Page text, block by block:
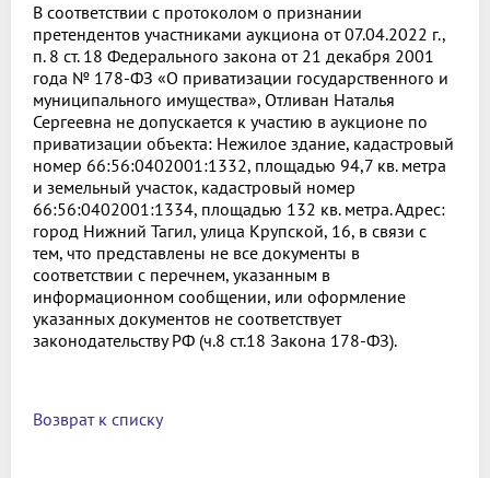
В соответствии с протоколом о признании
претендентов участниками аукциона от 07.04.2022 г.,
п. 8 ст. 18 Федерального закона от 21 декабря 2001
года № 178-ФЗ «О приватизации государственного и
муниципального имущества», Отливан Наталья
Сергеевна не допускается к участию в аукционе по
приватизации объекта: Нежилое здание, кадастровый
номер 66:56:0402001:1332, площадью 94,7 кв. метра
и земельный участок, кадастровый номер
66:56:0402001:1334, площадью 132 кв. метра. Адрес:
город Нижний Тагил, улица Крупской, 16, в связи с
тем, что представлены не все документы в
соответствии с перечнем, указанным в
информационном сообщении, или оформление
указанных документов не соответствует
законодательству РФ (ч.8 ст.18 Закона 178-ФЗ).
Возврат к списку